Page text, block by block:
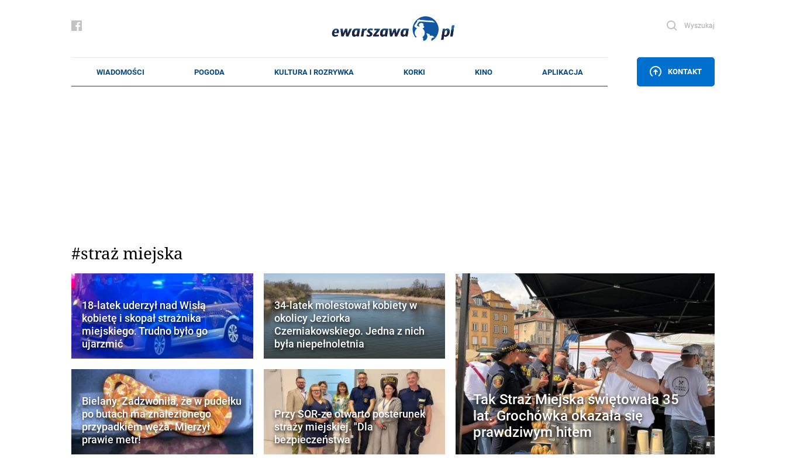
Wyszukaj
KONTAKT
#straż miejska
18-latek uderzył nad Wisłą
kobietę i skopał strażnika
miejskiego. Trudno było go
ujarzmić
Bielany. Zadzwoniła, że w pudełku
po butach ma znalezionego
przypadkiem węża. Mierzył
prawie metr!
34-latek molestował kobiety w
okolicy Jeziorka
Czerniakowskiego. Jedna z nich
była niepełnoletnia
Przy SOR-ze otwarto posterunek
straży miejskiej. "Dla
bezpieczeństwa"
Tak Straż Miejska świętowała 35
lat. Grochówka okazała się
prawdziwym hitem